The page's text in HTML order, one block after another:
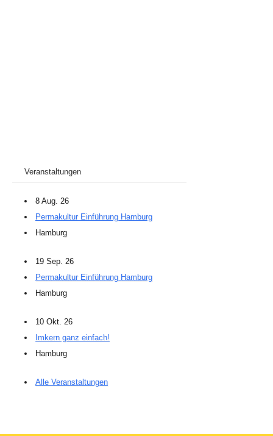
Veranstaltungen
8 Aug. 26
Permakultur Einführung Hamburg
Hamburg
19 Sep. 26
Permakultur Einführung Hamburg
Hamburg
10 Okt. 26
Imkern ganz einfach!
Hamburg
Alle Veranstaltungen